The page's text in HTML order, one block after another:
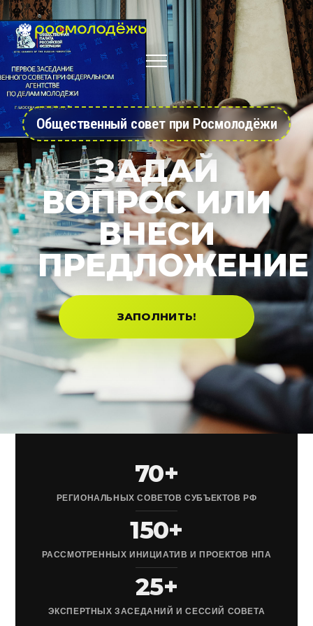
Общественный совет при Росмолодёжи
ЗАДАЙ
ВОПРОС ИЛИ
ВНЕСИ
ПРЕДЛОЖЕНИЕ
ЗАПОЛНИТЬ!
70+
РЕГИОНАЛЬНЫХ СОВЕТОВ СУБЪЕКТОВ РФ
150+
РАССМОТРЕННЫХ ИНИЦИАТИВ И ПРОЕКТОВ НПА
25+
ЭКСПЕРТНЫХ ЗАСЕДАНИЙ И СЕССИЙ СОВЕТА